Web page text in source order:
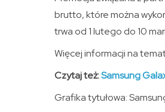
brutto, które można
trwa od 1 lutego do 10
Więcej informacji na
Czytaj też:Samsung
Grafika tytułowa: